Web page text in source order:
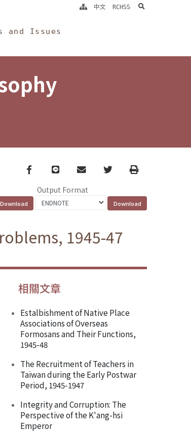
and Issues
中文 RCHSS search
Facebook
line email TwitterPrint
Output Format
1945-47
相關文章
Estalbishment of Native Place
Associations of Overseas
Formosans and Their Functions,
1945-48
The Recruitment of Teachers in
Taiwan during the Early Postwar
Period, 1945-1947
Integrity and Corruption: The
Perspective of the K'ang-hsi
Emperor